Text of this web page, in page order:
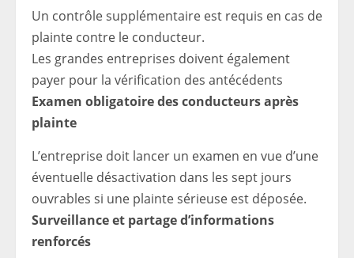
Un contrôle supplémentaire est requis en cas de
plainte contre le conducteur.
Les grandes entreprises doivent également
payer pour la vérification des antécédents
Examen obligatoire des conducteurs après
plainte
L’entreprise doit lancer un examen en vue d’une
éventuelle désactivation dans les sept jours
ouvrables si une plainte sérieuse est déposée.
Surveillance et partage d’informations
renforcés